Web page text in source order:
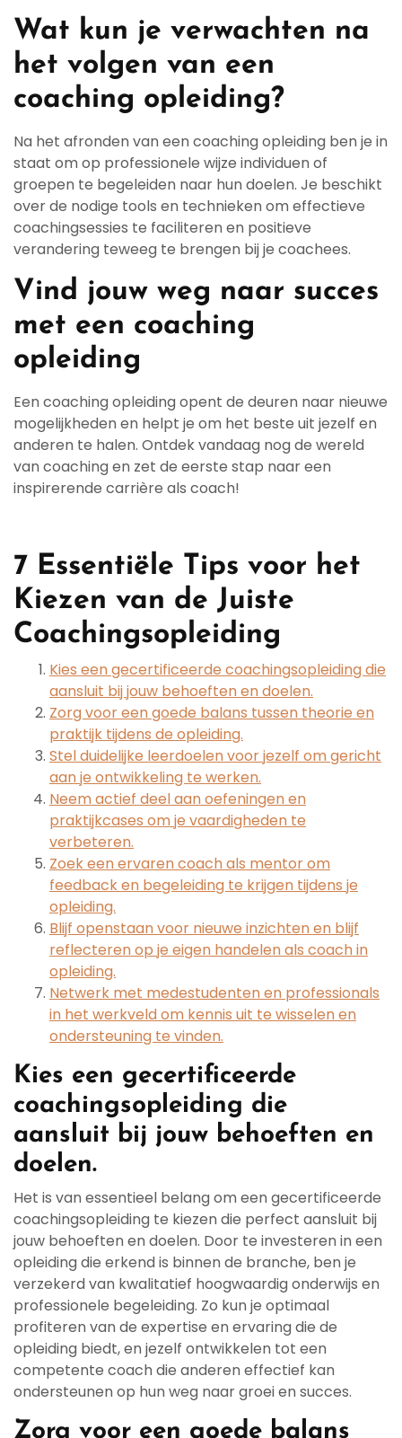
Wat kun je verwachten na
het volgen van een
coaching opleiding?
Na het afronden van een coaching opleiding ben je in
staat om op professionele wijze individuen of
groepen te begeleiden naar hun doelen. Je beschikt
over de nodige tools en technieken om effectieve
coachingsessies te faciliteren en positieve
verandering teweeg te brengen bij je coachees.
Vind jouw weg naar succes
met een coaching
opleiding
Een coaching opleiding opent de deuren naar nieuwe
mogelijkheden en helpt je om het beste uit jezelf en
anderen te halen. Ontdek vandaag nog de wereld
van coaching en zet de eerste stap naar een
inspirerende carrière als coach!
7 Essentiële Tips voor het
Kiezen van de Juiste
Coachingsopleiding
Kies een gecertificeerde coachingsopleiding die
aansluit bij jouw behoeften en doelen.
Zorg voor een goede balans tussen theorie en
praktijk tijdens de opleiding.
Stel duidelijke leerdoelen voor jezelf om gericht
aan je ontwikkeling te werken.
Neem actief deel aan oefeningen en
praktijkcases om je vaardigheden te
verbeteren.
Zoek een ervaren coach als mentor om
feedback en begeleiding te krijgen tijdens je
opleiding.
Blijf openstaan voor nieuwe inzichten en blijf
reflecteren op je eigen handelen als coach in
opleiding.
Netwerk met medestudenten en professionals
in het werkveld om kennis uit te wisselen en
ondersteuning te vinden.
Kies een gecertificeerde
coachingsopleiding die
aansluit bij jouw behoeften en
doelen.
Het is van essentieel belang om een gecertificeerde
coachingsopleiding te kiezen die perfect aansluit bij
jouw behoeften en doelen. Door te investeren in een
opleiding die erkend is binnen de branche, ben je
verzekerd van kwalitatief hoogwaardig onderwijs en
professionele begeleiding. Zo kun je optimaal
profiteren van de expertise en ervaring die de
opleiding biedt, en jezelf ontwikkelen tot een
competente coach die anderen effectief kan
ondersteunen op hun weg naar groei en succes.
Zorg voor een goede balans